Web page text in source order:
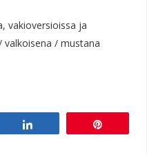
vakioversioissa ja
valkoisena / mustana